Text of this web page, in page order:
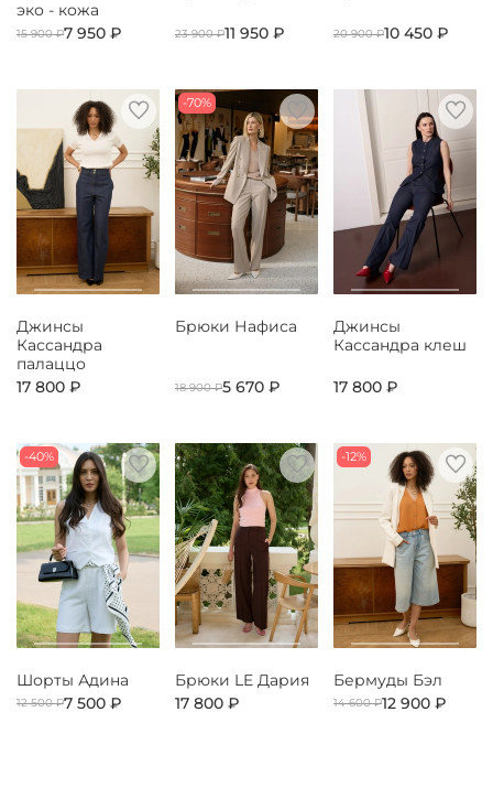
эко - кожа
15 900 ₽7 950 ₽ 23 900 ₽11 950 ₽ 20 900 ₽10 450 ₽
Джинсы
Кассандра
палаццо
17 800 ₽
-70%
Брюки Нафиса
18 900 ₽5 670 ₽
Джинсы
Кассандра клеш
17 800 ₽
-40%
Шорты Адина
12 500 ₽7 500 ₽
Брюки LE Дария
17 800 ₽
-12%
Бермуды Бэл
14 600 ₽12 900 ₽